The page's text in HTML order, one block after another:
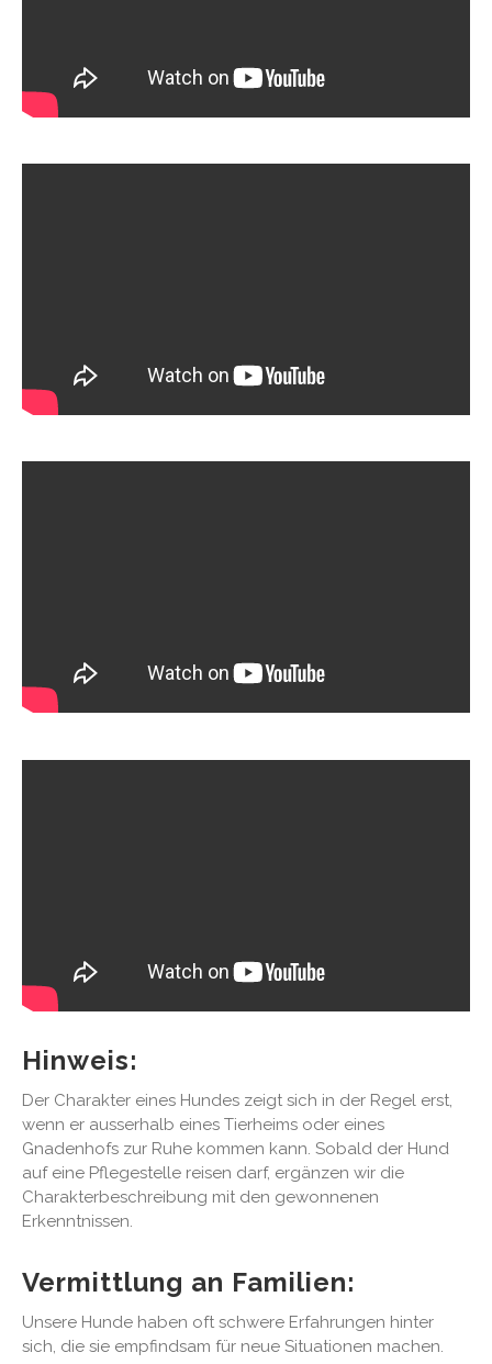
Hinweis:
Der Charakter eines Hundes zeigt sich in der Regel erst,
wenn er ausserhalb eines Tierheims oder eines
Gnadenhofs zur Ruhe kommen kann. Sobald der Hund
auf eine Pflegestelle reisen darf, ergänzen wir die
Charakterbeschreibung mit den gewonnenen
Erkenntnissen.
Vermittlung an Familien:
Unsere Hunde haben oft schwere Erfahrungen hinter
sich, die sie empfindsam für neue Situationen machen.